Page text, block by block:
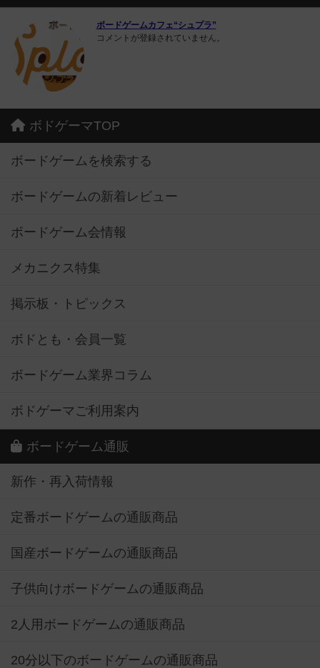
ボードゲームカフェ“シュプラ”
コメントが登録されていません。
ボドゲーマTOP
ボードゲームを検索する
ボードゲームの新着レビュー
ボードゲーム会情報
メカニクス特集
掲示板・トピックス
ボドとも・会員一覧
ボードゲーム業界コラム
ボドゲーマご利用案内
ボードゲーム通販
新作・再入荷情報
定番ボードゲームの通販商品
国産ボードゲームの通販商品
子供向けボードゲームの通販商品
2人用ボードゲームの通販商品
20分以下のボードゲームの通販商品